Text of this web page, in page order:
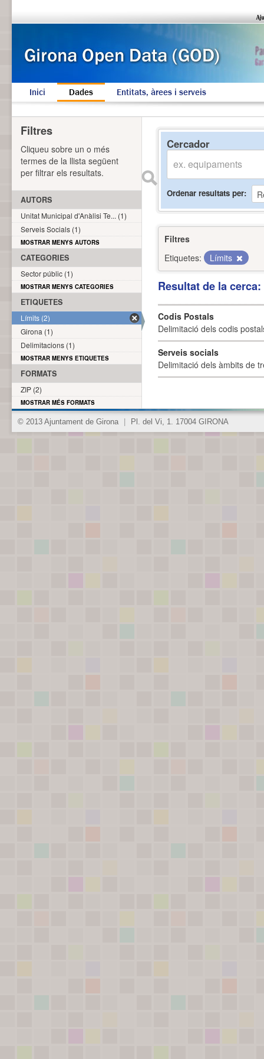
Inici Dades Entitats, àrees i serveis
Cercador
Ordenar resultats per
Filtres
Etiquetes:
Límits
Resultat de la
Codis Postals
Delimitació dels codis
Serveis socials
Delimitació dels àmbits de
Filtres
Cliqueu sobre un o més
termes de la llista següent
per filtrar els resultats.
AUTORS
Unitat Municipal d'Anàlisi Te... (1)
Serveis Socials (1)
MOSTRAR MENYS AUTORS
CATEGORIES
Sector públic (1)
MOSTRAR MENYS CATEGORIES
ETIQUETES
Límits (2)
Girona (1)
Delimitacions (1)
MOSTRAR MENYS ETIQUETES
FORMATS
ZIP (2)
MOSTRAR MÉS FORMATS
© 2013 Ajuntament de Girona Pl. del Vi, 1. 17004 GIRONA